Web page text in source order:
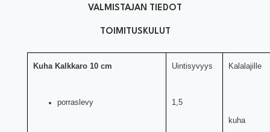
VALMISTAJAN TIEDOT
TOIMITUSKULUT
Kuha Kalkkaro 10 cm Uintisyvyys Kalalajille
porraslevy
1,5
kuha